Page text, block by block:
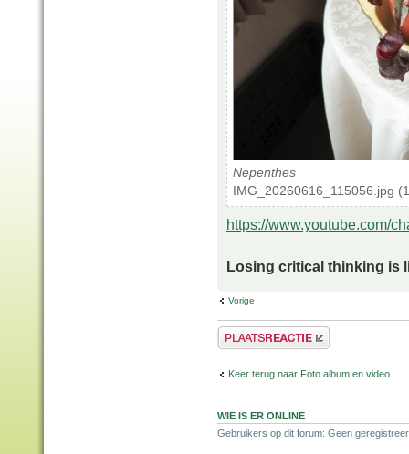
Nepenthes
IMG_20260616_115056.jpg
https://www.youtube.com/
Losing critical thinking is
Vorige
Plaats een reactie
Keer terug naar Foto album en video
WIE IS ER ONLINE
Gebruikers op dit forum: Geen